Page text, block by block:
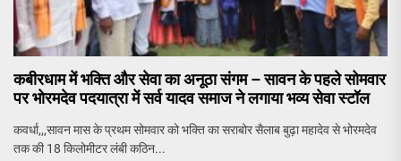
कबीरधाम में भक्ति और सेवा का अनूठा संगम – सावन के पहले सोमवार
पर भोरमदेव पदयात्रा में सर्व यादव समाज ने लगाया भव्य सेवा स्टॉल
कवर्धा,,,सावन मास के प्रथम सोमवार को भक्ति का सराबोर सैलाब बुढ़ा महादेव से भोरमदेव
तक की 18 किलोमीटर लंबी कठिन...